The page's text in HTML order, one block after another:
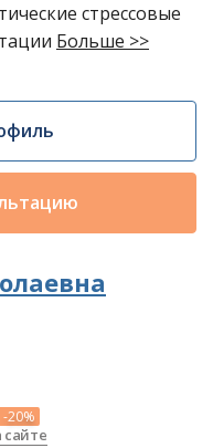
стрессовые
Больше >>
-20%
сайте